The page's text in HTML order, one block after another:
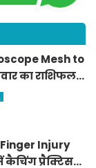
Mesh to
का राशिफल!
वालों के
Injury
कैचिंग प्रैक्टिस